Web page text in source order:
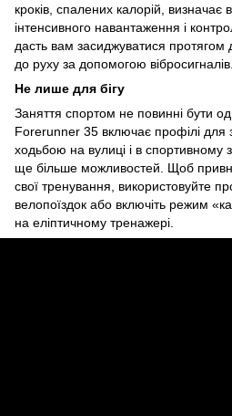
кроків, спалених калорій, визначає
інтенсивного навантаження і
дасть вам засиджуватися протягом
до руху за допомогою вібросигналів.
Не лише для бігу
Заняття спортом не повинні бути
Forerunner 35 включає профілі для
ходьбою на вулиці і в спортивному
ще більше можливостей. Щоб
свої тренування, використовуйте
велопоїздок або включіть режим
на еліптичному тренажері.